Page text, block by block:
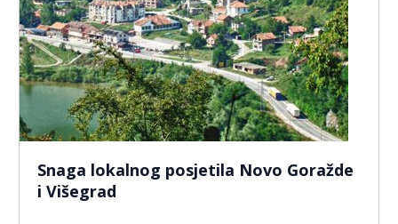
Snaga lokalnog posjetila Novo Goražde
i Višegrad